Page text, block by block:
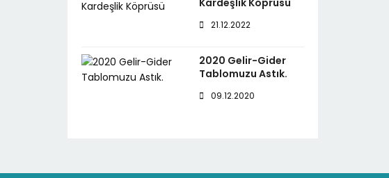
Kardeşlik Köprüsü
21.12.2022
2020 Gelir-Gider
Tablomuzu Astık.
09.12.2020